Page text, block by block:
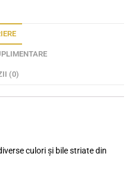
(0)
culori și bile striate din